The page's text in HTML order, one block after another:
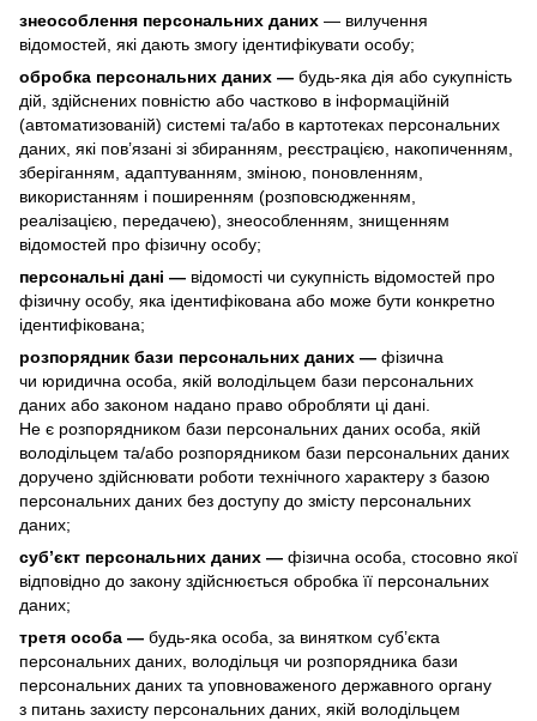
знеособлення персональних даних — вилучення
відомостей, які дають змогу ідентифікувати особу;
обробка персональних даних — будь-яка дія або сукупність
дій, здійснених повністю або частково в інформаційній
(автоматизованій) системі та/або в картотеках персональних
даних, які пов’язані зі збиранням, реєстрацією, накопиченням,
зберіганням, адаптуванням, зміною, поновленням,
використанням і поширенням (розповсюдженням,
реалізацією, передачею), знеособленням, знищенням
відомостей про фізичну особу;
персональні дані — відомості чи сукупність відомостей про
фізичну особу, яка ідентифікована або може бути конкретно
ідентифікована;
розпорядник бази персональних даних — фізична
чи юридична особа, якій володільцем бази персональних
даних або законом надано право обробляти ці дані.
Не є розпорядником бази персональних даних особа, якій
володільцем та/або розпорядником бази персональних даних
доручено здійснювати роботи технічного характеру з базою
персональних даних без доступу до змісту персональних
даних;
суб’єкт персональних даних — фізична особа, стосовно якої
відповідно до закону здійснюється обробка її персональних
даних;
третя особа — будь-яка особа, за винятком суб’єкта
персональних даних, володільця чи розпорядника бази
персональних даних та уповноваженого державного органу
з питань захисту персональних даних, якій володільцем